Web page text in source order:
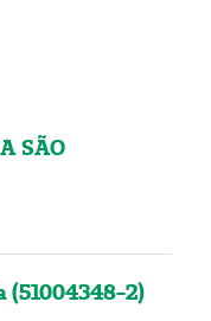
SÃO
(51004348-2)